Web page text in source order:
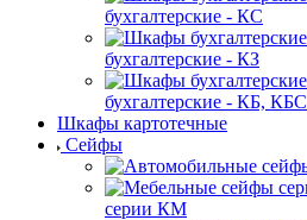
бухгалтерские - КС
бухгалтерские - КЗ
бухгалтерские - КБ, КБС
Шкафы картотечные
Сейфы
серии КМ